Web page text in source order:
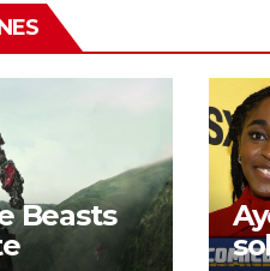
Beasts